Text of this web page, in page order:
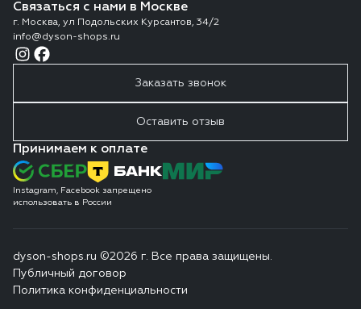
Связаться с нами в Москве
г. Москва, ул Подольских Курсантов, 34/2
info@dyson-shops.ru
Заказать звонок
Оставить отзыв
Принимаем к оплате
Instagram, Facebook запрещено
использовать в России
dyson-shops.ru ©2026 г. Все права защищены.
Публичный договор
Политика конфиденциальности